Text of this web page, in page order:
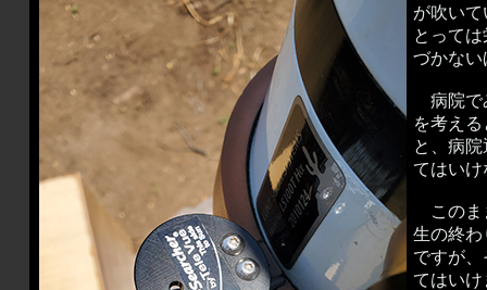
が吹い
とって
づかない
病院で
を考え
と、病
てはいけ
このま
生の終わ
ですが
てはいけ